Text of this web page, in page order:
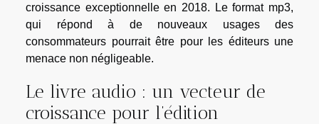
croissance exceptionnelle en 2018. Le format mp3,
qui répond à de nouveaux usages des
consommateurs pourrait être pour les éditeurs une
menace non négligeable.
Le livre audio : un vecteur de
croissance pour l’édition